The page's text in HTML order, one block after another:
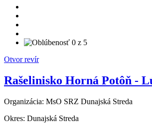
Otvor revír
Rašelinisko Horná Potôň -
Organizácia: MsO SRZ Dunajská Streda
Okres: Dunajská Streda